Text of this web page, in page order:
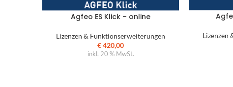
Agfeo ES Klick – online
Lizenzen & Funktionserweiterungen
€420,00
inkl. 20 % MwSt.
Lizenzen